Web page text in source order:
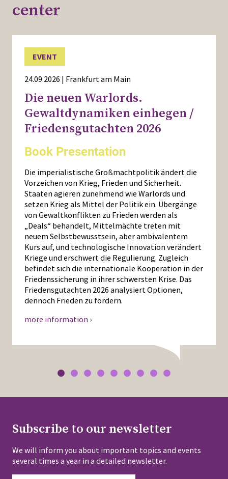
center
EVENT
24.09.2026 | Frankfurt am Main
Die neuen Warlords.
Gewaltdynamiken einhegen /
Friedensgutachten 2026
Book Presentation
Die imperialistische Großmachtpolitik ändert die
Vorzeichen von Krieg, Frieden und Sicherheit.
Staaten agieren zunehmend wie Warlords und
setzen Krieg als Mittel der Politik ein. Übergänge
von Gewaltkonflikten zu Frieden werden als
„Deals“ behandelt, Mittelmächte treten mit
neuem Selbstbewusstsein, aber ambivalentem
Kurs auf, und technologische Innovation verändert
Kriege und erschwert die Regulierung. Zugleich
befindet sich die internationale Kooperation in der
Friedenssicherung in ihrer schwersten Krise. Das
Friedensgutachten 2026 analysiert Optionen,
dennoch Frieden zu fördern.
more information ›
Subscribe to our newsletter
We will inform you about important topics and events
several times a year in a detailed newsletter.